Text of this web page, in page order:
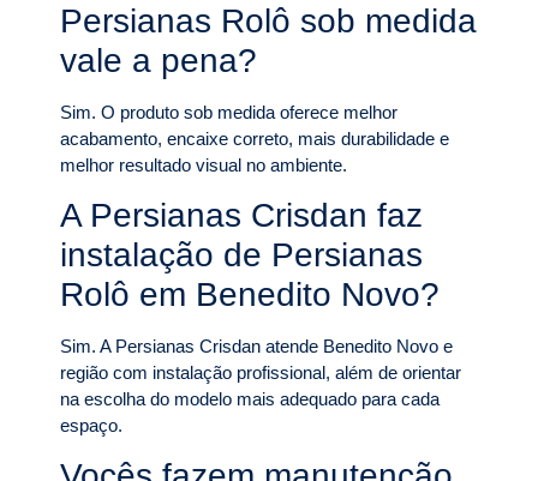
Persianas Rolô sob medida
vale a pena?
Sim. O produto sob medida oferece melhor
acabamento, encaixe correto, mais durabilidade e
melhor resultado visual no ambiente.
A Persianas Crisdan faz
instalação de Persianas
Rolô em Benedito Novo?
Sim. A Persianas Crisdan atende Benedito Novo e
região com instalação profissional, além de orientar
na escolha do modelo mais adequado para cada
espaço.